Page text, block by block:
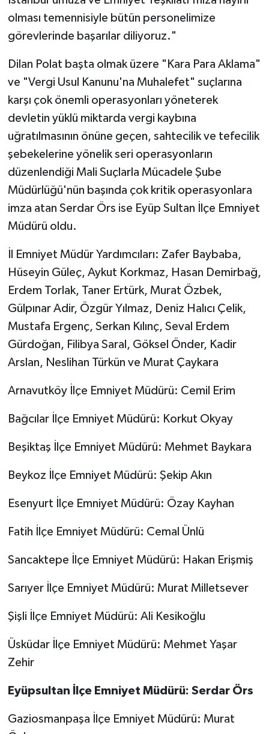
olması temennisiyle bütün personelimize
görevlerinde başarılar diliyoruz."
Dilan Polat başta olmak üzere "Kara Para Aklama"
ve "Vergi Usul Kanunu'na Muhalefet" suçlarına
karşı çok önemli operasyonları yöneterek
devletin yüklü miktarda vergi kaybına
uğratılmasının önüne geçen, sahtecilik ve tefecilik
şebekelerine yönelik seri operasyonların
düzenlendiği Mali Suçlarla Mücadele Şube
Müdürlüğü'nün başında çok kritik operasyonlara
imza atan Serdar Örs ise Eyüp Sultan İlçe Emniyet
Müdürü oldu.
İl Emniyet Müdür Yardımcıları: Zafer Baybaba,
Hüseyin Güleç, Aykut Korkmaz, Hasan Demirbağ,
Erdem Torlak, Taner Ertürk, Murat Özbek,
Gülpınar Adir, Özgür Yılmaz, Deniz Halıcı Çelik,
Mustafa Ergenç, Serkan Kılınç, Seval Erdem
Gürdoğan, Filibya Saral, Göksel Önder, Kadir
Arslan, Neslihan Türkün ve Murat Çaykara
Arnavutköy İlçe Emniyet Müdürü: Cemil Erim
Bağcılar İlçe Emniyet Müdürü: Korkut Okyay
Beşiktaş İlçe Emniyet Müdürü: Mehmet Baykara
Beykoz İlçe Emniyet Müdürü: Şekip Akın
Esenyurt İlçe Emniyet Müdürü: Özay Kayhan
Fatih İlçe Emniyet Müdürü: Cemal Ünlü
Sancaktepe İlçe Emniyet Müdürü: Hakan Erişmiş
Sarıyer İlçe Emniyet Müdürü: Murat Milletsever
Şişli İlçe Emniyet Müdürü: Ali Kesikoğlu
Üsküdar İlçe Emniyet Müdürü: Mehmet Yaşar
Zehir
Eyüpsultan İlçe Emniyet Müdürü: Serdar Örs
Gaziosmanpaşa İlçe Emniyet Müdürü: Murat